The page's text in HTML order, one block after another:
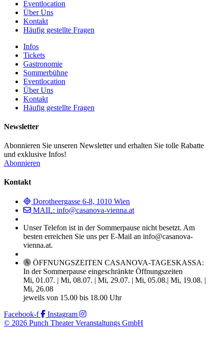
Eventlocation
Über Uns
Kontakt
Häufig gestellte Fragen
Infos
Tickets
Gastronomie
Sommerbühne
Eventlocation
Über Uns
Kontakt
Häufig gestellte Fragen
Newsletter
Abonnieren Sie unseren Newsletter und erhalten Sie tolle Rabatte
und exklusive Infos!
Abonnieren
Kontakt
Dorotheergasse 6-8, 1010 Wien
MAIL: info@casanova-vienna.at
Unser Telefon ist in der Sommerpause nicht besetzt. Am
besten erreichen Sie uns per E-Mail an info@casanova-
vienna.at.
ÖFFNUNGSZEITEN CASANOVA-TAGESKASSA:
In der Sommerpause eingeschränkte Öffnungszeiten
Mi, 01.07. | Mi, 08.07. | Mi, 29.07. | Mi, 05.08.| Mi, 19.08. |
Mi, 26.08
jeweils von 15.00 bis 18.00 Uhr
Facebook-f
Instagram
© 2026 Punch Theater Veranstaltungs GmbH